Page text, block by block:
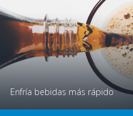
Enfría bebidas más rápido